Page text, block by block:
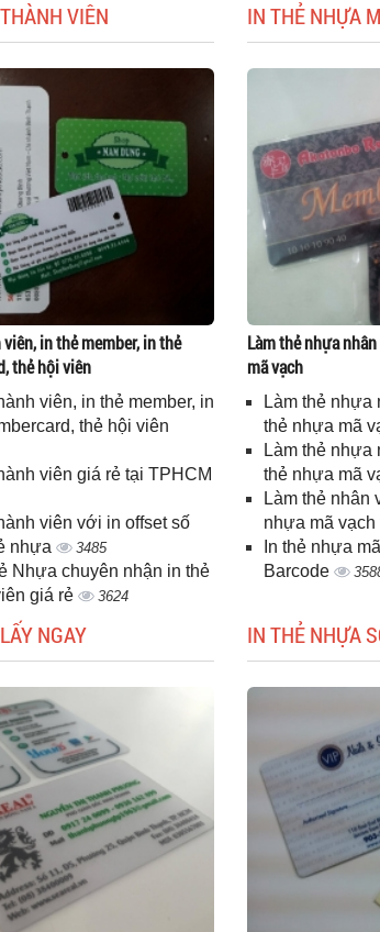
VIÊN
in thẻ member, in thẻ
thẻ hội viên
viên, in thẻ member, in
thẻ hội viên
viên giá rẻ tại TPHCM
viên với in offset số
nhựa
3485
Nhựa chuyên nhận in thẻ
giá rẻ
3624
IN THẺ NHỰA
Làm thẻ nhựa
mã vạch
Làm thẻ nhựa
thẻ nhựa mã
Làm thẻ nhựa
thẻ nhựa mã
Làm thẻ nhân
nhựa mã
In thẻ nhựa
Barcode
NGAY IN THẺ NHỰA